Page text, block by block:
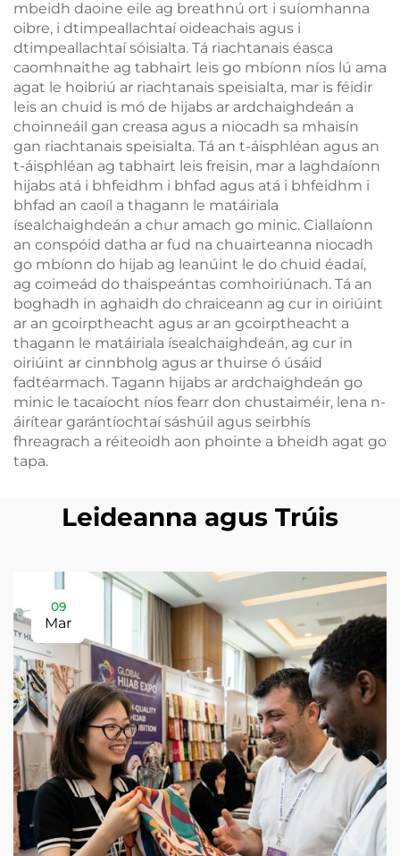
mbeidh daoine eile ag breathnú ort i suíomhanna
oibre, i dtimpeallachtaí oideachais agus i
dtimpeallachtaí sóisialta. Tá riachtanais éasca
caomhnaithe ag tabhairt leis go mbíonn níos lú ama
agat le hoibriú ar riachtanais speisialta, mar is féidir
leis an chuid is mó de hijabs ar ardchaighdeán a
choinneáil gan creasa agus a niocadh sa mhaisín
gan riachtanais speisialta. Tá an t-áisphléan agus an
t-áisphléan ag tabhairt leis freisin, mar a laghdaíonn
hijabs atá i bhfeidhm i bhfad agus atá i bhfeidhm i
bhfad an caoíl a thagann le matáiriala
ísealchaighdeán a chur amach go minic. Ciallaíonn
an conspóid datha ar fud na chuairteanna niocadh
go mbíonn do hijab ag leanúint le do chuid éadaí,
ag coimeád do thaispeántas comhoiriúnach. Tá an
boghadh in aghaidh do chraiceann ag cur in oiriúint
ar an gcoirptheacht agus ar an gcoirptheacht a
thagann le matáiriala ísealchaighdeán, ag cur in
oiriúint ar cinnbholg agus ar thuirse ó úsáid
fadtéarmach. Tagann hijabs ar ardchaighdeán go
minic le tacaíocht níos fearr don chustaiméir, lena n-
áirítear garántíochtaí sáshúil agus seirbhís
fhreagrach a réiteoidh aon phointe a bheidh agat go
tapa.
Leideanna agus Trúis
09
Mar